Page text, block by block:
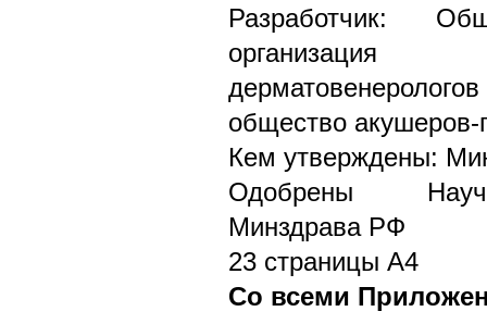
Разработчик:
организация
общество акушеров-
Кем утверждены:
Одобрены
Минздрава РФ
23 страницы А4
Со всеми